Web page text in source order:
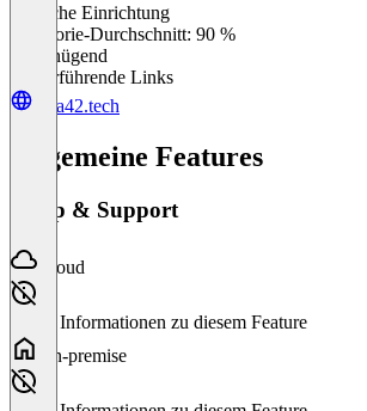
Einfache Einrichtung
Kategorie-Durchschnitt: 90 %
Ungenügend
Weiterführende Links
area42.tech
Allgemeine Features
Setup & Support
Cloud
Keine Informationen zu diesem Feature
On-premise